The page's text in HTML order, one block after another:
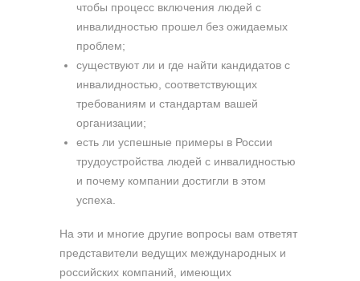
чтобы процесс включения людей с
инвалидностью прошел без ожидаемых
проблем;
существуют ли и где найти кандидатов с
инвалидностью, соответствующих
требованиям и стандартам вашей
организации;
есть ли успешные примеры в России
трудоустройства людей с инвалидностью
и почему компании достигли в этом
успеха.
На эти и многие другие вопросы вам ответят
представители ведущих международных и
российских компаний, имеющих